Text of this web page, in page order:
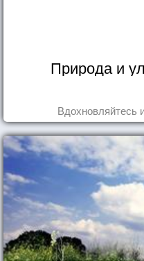
Природа и
Вдохновляйтесь